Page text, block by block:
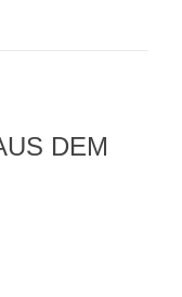
DEM